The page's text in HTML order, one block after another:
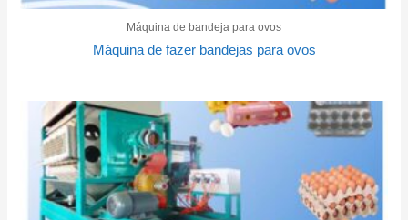
Máquina de bandeja para ovos
Máquina de fazer bandejas para ovos